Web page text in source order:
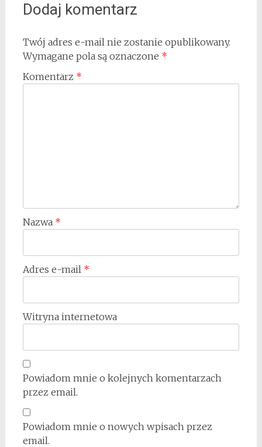
Dodaj komentarz
Twój adres e-mail nie zostanie opublikowany.
Wymagane pola są oznaczone *
Komentarz *
Nazwa *
Adres e-mail *
Witryna internetowa
Powiadom mnie o kolejnych komentarzach
przez email.
Powiadom mnie o nowych wpisach przez
email.